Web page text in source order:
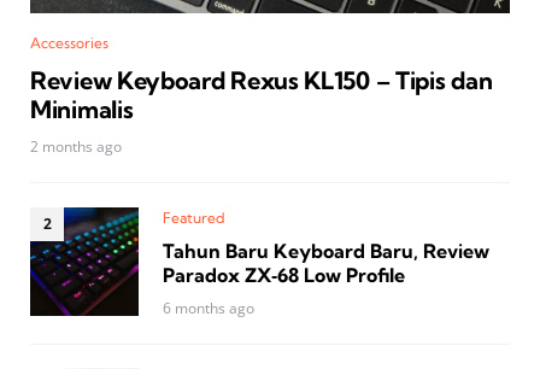
Accessories
Review Keyboard Rexus KL150 – Tipis dan
Minimalis
2 months ago
Featured
Tahun Baru Keyboard Baru, Review
Paradox ZX‑68 Low Profile
6 months ago